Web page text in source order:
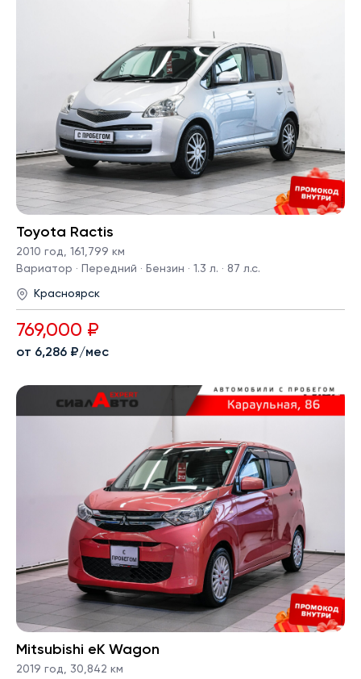
Toyota Ractis
2010 год, 161,799 км
Вариатор · Передний · Бензин · 1.3 л. · 87 л.с.
Красноярск
769,000 ₽
от 6,286 ₽/мес
Mitsubishi eK Wagon
2019 год, 30,842 км